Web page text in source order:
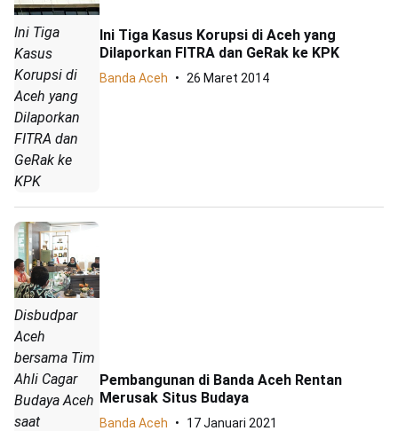
Ini Tiga
Kasus
Korupsi di
Aceh yang
Dilaporkan
FITRA dan
GeRak ke
KPK
Ini Tiga Kasus Korupsi di Aceh yang
Dilaporkan FITRA dan GeRak ke KPK
Banda Aceh 26 Maret 2014
Disbudpar
Aceh
bersama Tim
Ahli Cagar
Budaya Aceh
saat
Pembangunan di Banda Aceh Rentan
Merusak Situs Budaya
Banda Aceh 17 Januari 2021